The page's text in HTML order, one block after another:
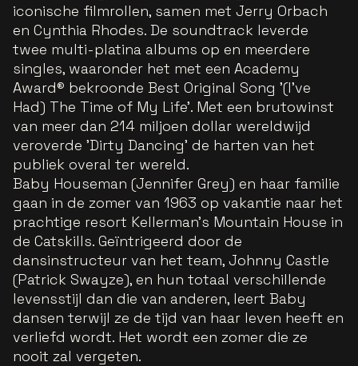
iconische filmrollen, samen met Jerry Orbach
en Cynthia Rhodes. De soundtrack leverde
twee multi-platina albums op en meerdere
singles, waaronder het met een Academy
Award® bekroonde Best Original Song '(I've
Had) The Time of My Life'. Met een brutowinst
van meer dan 214 miljoen dollar wereldwijd
veroverde 'Dirty Dancing' de harten van het
publiek overal ter wereld.
Baby Houseman (Jennifer Grey) en haar familie
gaan in de zomer van 1963 op vakantie naar het
prachtige resort Kellerman’s Mountain House in
de Catskills. Geïntrigeerd door de
dansinstructeur van het team, Johnny Castle
(Patrick Swayze), en hun totaal verschillende
levensstijl dan die van anderen, leert Baby
dansen terwijl ze de tijd van haar leven heeft en
verliefd wordt. Het wordt een zomer die ze
nooit zal vergeten.